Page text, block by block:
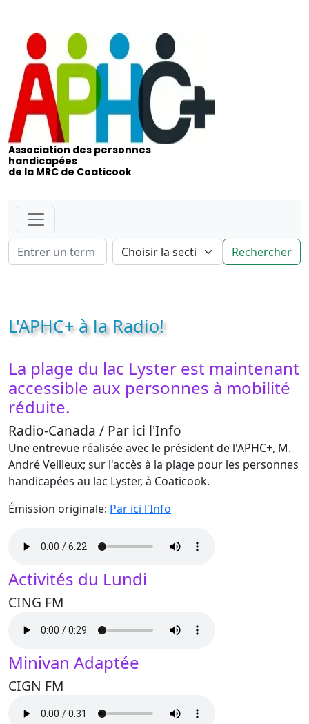
Association des personnes
handicapées
de la MRC de Coaticook
Rechercher
L'APHC+ à la Radio!
La plage du lac Lyster est maintenant
accessible aux personnes à mobilité
réduite.
Radio-Canada / Par ici l'Info
Une entrevue réalisée avec le président de l'APHC+, M.
André Veilleux; sur l'accès à la plage pour les personnes
handicapées au lac Lyster, à Coaticook.
Émission originale: Par ici l'Info
Activités du Lundi
CING FM
Minivan Adaptée
CIGN FM